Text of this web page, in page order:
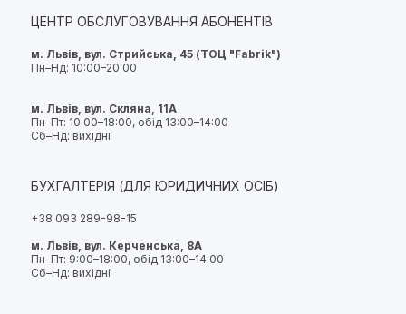
ЦЕНТР ОБСЛУГОВУВАННЯ АБОНЕНТІВ
м. Львів, вул. Стрийська, 45 (ТОЦ "Fabrik")
Пн–Нд: 10:00–20:00
м. Львів, вул. Скляна, 11А
Пн–Пт: 10:00–18:00, обід 13:00–14:00
Сб–Нд: вихідні
БУХГАЛТЕРІЯ (ДЛЯ ЮРИДИЧНИХ ОСІБ)
+38 093 289-98-15
м. Львів, вул. Керченська, 8А
Пн–Пт: 9:00–18:00, обід 13:00–14:00
Сб–Нд: вихідні